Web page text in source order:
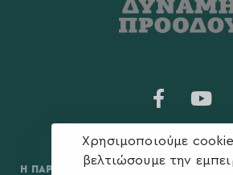
Η ΠΑΡΆΤΑΞΗ MEDIA
Χρησιμοποιούμε
βελτιώσουμε την